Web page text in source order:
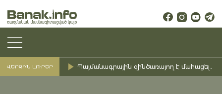
ՎԵՐՋԻՆ ԼՈՒՐԵՐ Պայմանագրային զինծառայող է մահացել․